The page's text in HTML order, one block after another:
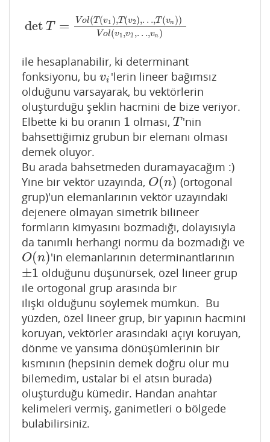
det T = Vol(T (v1 ),T (v2),…,T(vn ))
Vol(v1,v2 ,…,vn )
detT=V ol T(v1),T(v2),…,T(vn))Vol(v
ile hesaplanabilir, ki determinant
fonksiyonu, bu vi
vi 'lerin lineer bağımsız
olduğunu varsayarak, bu vektörlerin
oluşturduğu şeklin hacmini de bize veriyor.
Elbette ki bu oranın 1
1 olması,T
T 'nin
bahsettiğimiz grubun bir elemanı olması
demek oluyor.
Bu arada bahsetmeden duramayacağım :)
Yine bir vektör uzayında, O(n)
O(n)
(ortogonal
grup)'un elemanlarının vektör uzayındaki
dejenere olmayan simetrik bilineer
formların kimyasını bozmadığı, dolayısıyla
da tanımlı herhangi normu da bozmadığı ve
O(n)
O(n) 'in elemanlarının determinantlarının
±1
±1 olduğunu düşünürsek, özel lineer grup
ile ortogonal grup arasında bir
ilişki olduğunu söylemek mümkün. Bu
yüzden, özel lineer grup, bir yapının hacmini
koruyan, vektörler arasındaki açıyı koruyan,
dönme ve yansıma dönüşümlerinin bir
kısmının (hepsinin demek doğru olur mu
bilemedim, ustalar bi el atsın burada)
oluşturduğu kümedir. Handan anahtar
kelimeleri vermiş, ganimetleri o bölgede
bulabilirsiniz.